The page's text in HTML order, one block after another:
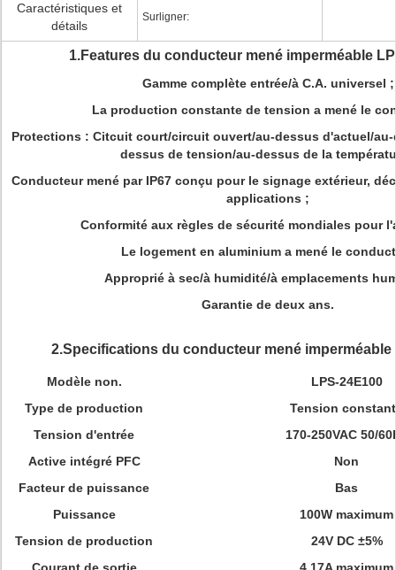
Caractéristiques et
détails
Surligner:
1.Features du conducteur mené imperméable
Gamme complète entrée/à C.A. universel ;
La production constante de tension a mené le
Protections : Citcuit court/circuit ouvert/au-dessus d'actuel/
dessus de tension/au-dessus de la
Conducteur mené par IP67 conçu pour le signage extérieur,
applications ;
Conformité aux règles de sécurité mondiales pour
Le logement en aluminium a mené le
Approprié à sec/à humidité/à emplacements
Garantie de deux ans.
2.Specifications du conducteur mené imperméable
Modèle non.
LPS-24E100
Type de production
Tension
Tension d'entrée
170-250VAC 50/
Active intégré PFC
Non
Facteur de puissance
Bas
Puissance
100W maximum
Tension de production
24V DC ±5%